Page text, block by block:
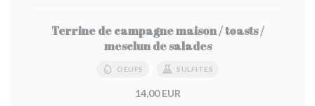
Terrine de campagne maison / toasts /
mesclun de salades
OEUFS SULFITES
14,00 EUR